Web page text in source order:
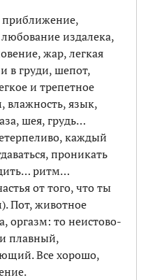
приближение,
издалека,
жар, легкая
в груди, шепот,
и трепетное
влажность, язык,
шея, грудь…
каждый
проникать
ритм…
от того, что ты
Пот, животное
оргазм: то неистово-
плавный,
Все хорошо,